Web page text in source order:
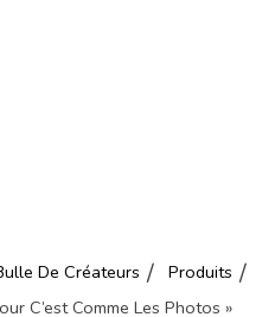
De Créateurs
Produits
C’est Comme Les Photos »